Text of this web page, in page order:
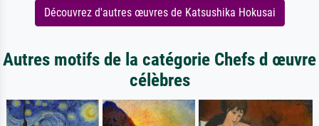
Découvrez d'autres œuvres de Katsushika Hokusai
Autres motifs de la catégorie Chefs d œuvre
célèbres